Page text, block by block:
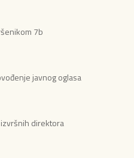
7b
javnog oglasa
direktora